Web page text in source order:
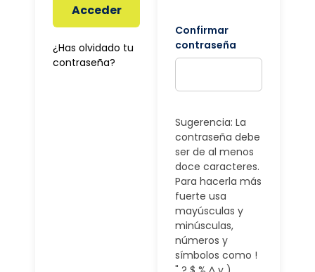
Acceder
¿Has olvidado tu
contraseña?
Confirmar
contraseña
Sugerencia: La
contraseña debe
ser de al menos
doce caracteres.
Para hacerla más
fuerte usa
mayúsculas y
minúsculas,
números y
símbolos como !